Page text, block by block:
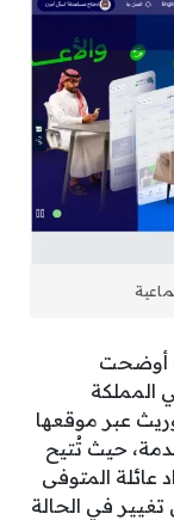
أوضحت
المملكة
عبر موقعها
حيث تُتيح
عائلة المتوفى
في الحالة